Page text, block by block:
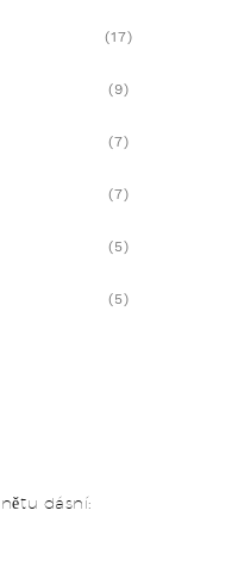
(17)
(9)
(7)
(7)
(5)
(5)
dásní: